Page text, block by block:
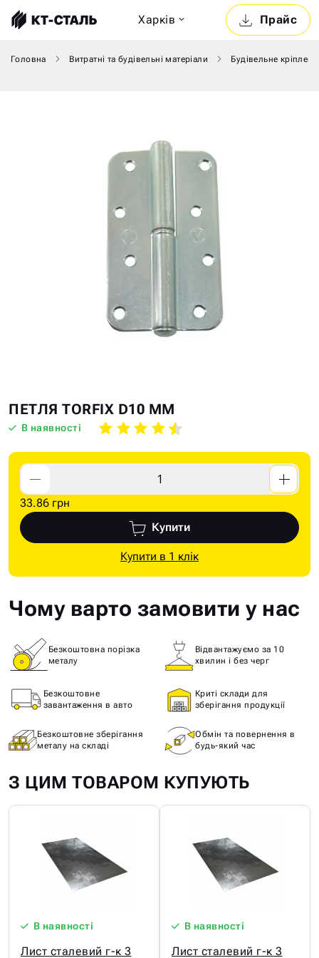
Прайс
Харкiв
Головна Витратні та будівельні матеріали Будівельне
Skip
to
the
end
the
images
gallery
Skip
to
the
beginning
the
images
gallery
ПЕТЛЯ TORFIX D10 ММ
В наявності
33.86 грн
Купити
Купити в 1 клік
Чому варто замовити у нас
Безкоштовна порізка
металу
Відвантажуємо за 10
хвилин і без черг
Безкоштовне
завантаження в авто
Криті склади для
зберігання продукції
Безкоштовне зберігання
металу на складі
Обмін та повернення в
будь-який час
З ЦИМ ТОВАРОМ КУПУЮТЬ
В наявності
Лист сталевий г-к 3
В наявності
Лист сталевий г-к 3